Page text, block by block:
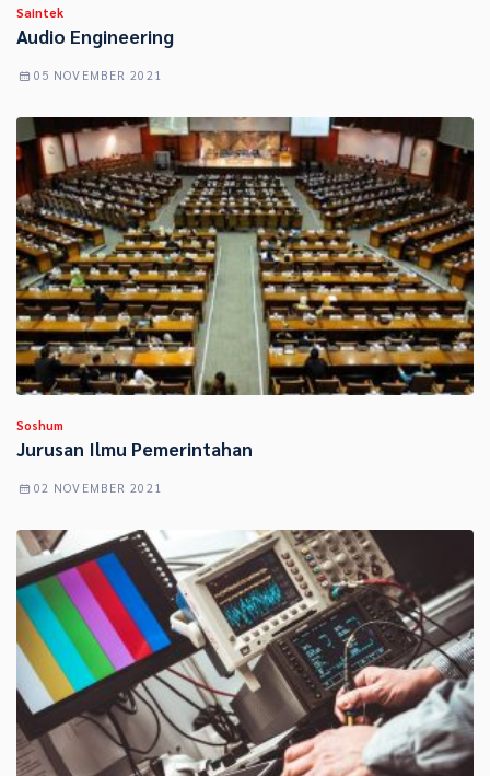
Saintek
Audio Engineering
05 NOVEMBER 2021
Soshum
Jurusan Ilmu Pemerintahan
02 NOVEMBER 2021